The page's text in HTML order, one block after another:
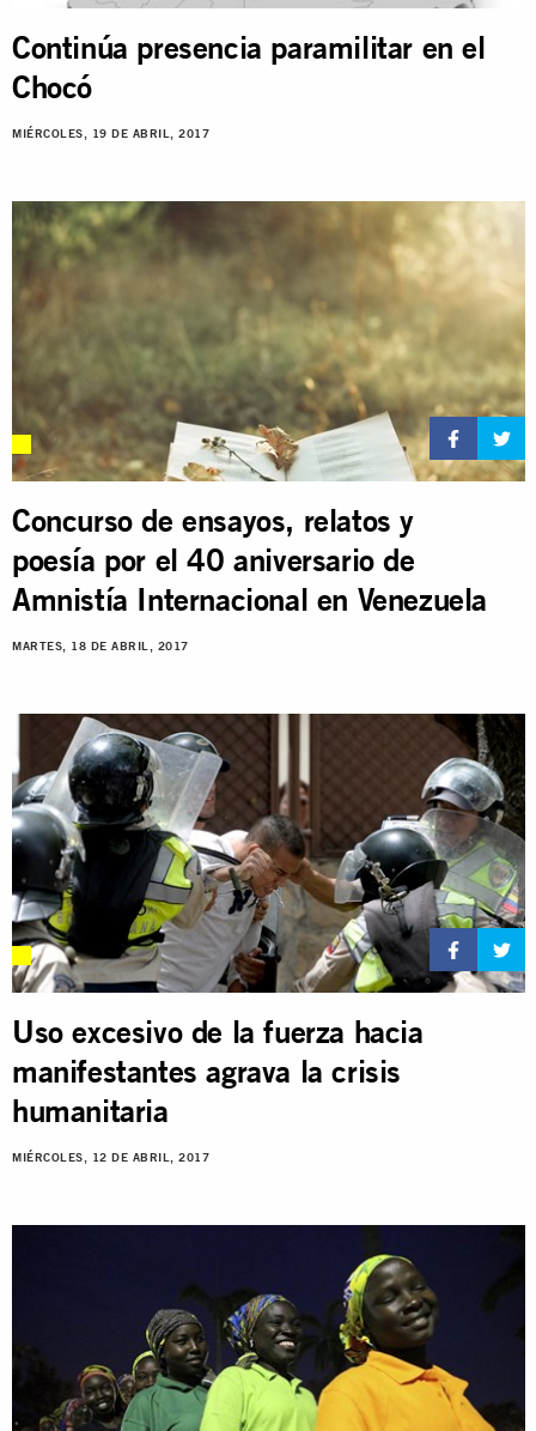
Continúa presencia paramilitar en el
Chocó
MIÉRCOLES, 19 DE ABRIL, 2017
Concurso de ensayos, relatos y
poesía por el 40 aniversario de
Amnistía Internacional en Venezuela
MARTES, 18 DE ABRIL, 2017
Uso excesivo de la fuerza hacia
manifestantes agrava la crisis
humanitaria
MIÉRCOLES, 12 DE ABRIL, 2017